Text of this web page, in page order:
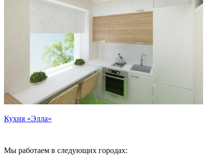
Кухня «Элла»
Мы работаем в следующих городах: